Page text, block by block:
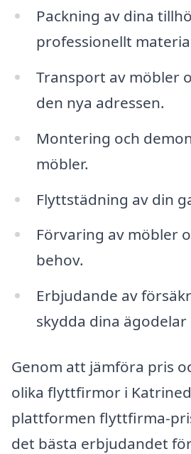
Packning av dina
professionellt
Transport av möbler
den nya adressen.
Montering och
möbler.
Flyttstädning av din
Förvaring av möbler
behov.
Erbjudande av
skydda dina
Genom att jämföra pris
olika flyttfirmor i
plattformen flyttfirma-
det bästa erbjudandet